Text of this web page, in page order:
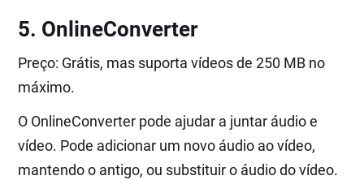
5. OnlineConverter
Preço: Grátis, mas suporta vídeos de 250 MB no
máximo.
O OnlineConverter pode ajudar a juntar áudio e
vídeo. Pode adicionar um novo áudio ao vídeo,
mantendo o antigo, ou substituir o áudio do vídeo.